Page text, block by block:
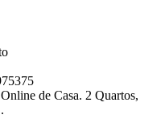
de Casa. 2 Quartos,